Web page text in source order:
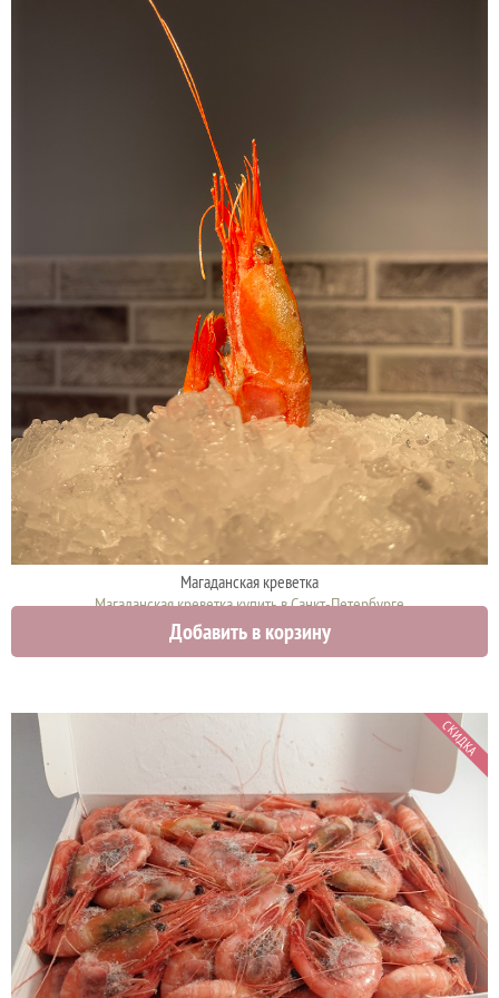
Магаданская креветка
Магаданская креветка купить в Санкт-Петербурге
3200 руб.
Добавить в корзину
СКИДКА